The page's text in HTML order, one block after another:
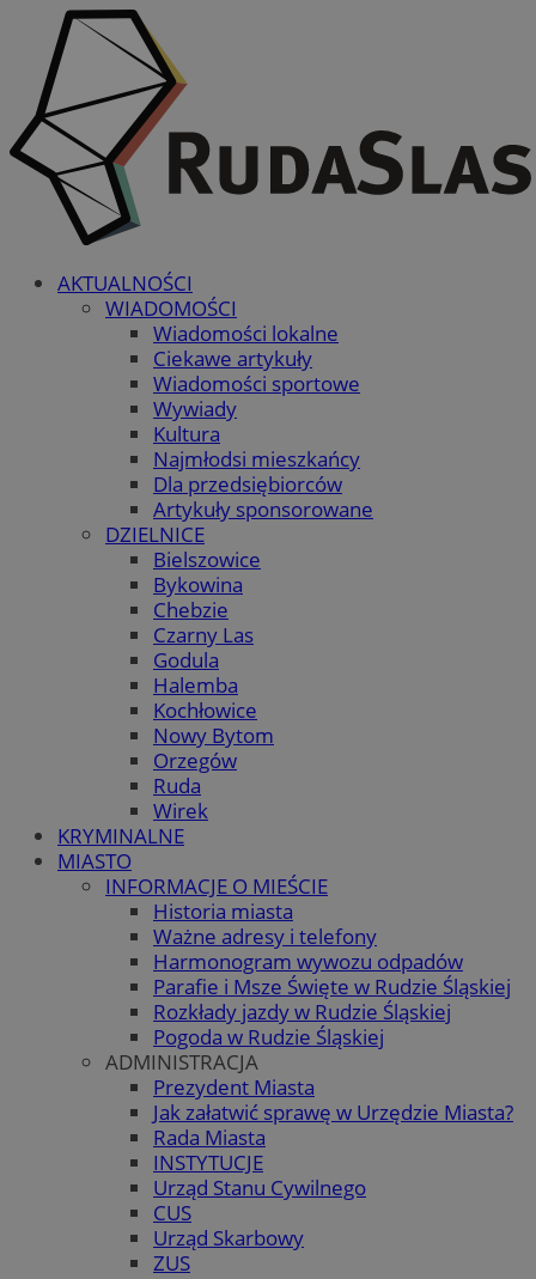
AKTUALNOŚCI
WIADOMOŚCI
Wiadomości lokalne
Ciekawe artykuły
Wiadomości sportowe
Wywiady
Kultura
Najmłodsi mieszkańcy
Dla przedsiębiorców
Artykuły sponsorowane
DZIELNICE
Bielszowice
Bykowina
Chebzie
Czarny Las
Godula
Halemba
Kochłowice
Nowy Bytom
Orzegów
Ruda
Wirek
KRYMINALNE
MIASTO
INFORMACJE O MIEŚCIE
Historia miasta
Ważne adresy i telefony
Harmonogram wywozu odpadów
Parafie i Msze Święte w Rudzie Śląskiej
Rozkłady jazdy w Rudzie Śląskiej
Pogoda w Rudzie Śląskiej
ADMINISTRACJA
Prezydent Miasta
Jak załatwić sprawę w Urzędzie Miasta?
Rada Miasta
INSTYTUCJE
Urząd Stanu Cywilnego
CUS
Urząd Skarbowy
ZUS